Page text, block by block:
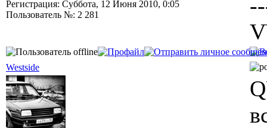
Регистрация: Суббота, 12 Июня 2010, 0:05
Пользователь №: 2 281
Westside